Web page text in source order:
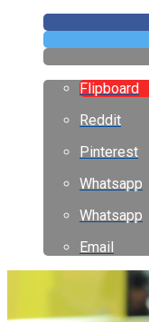
Flipboard
Reddit
Pinterest
Whatsapp
Whatsapp
Email